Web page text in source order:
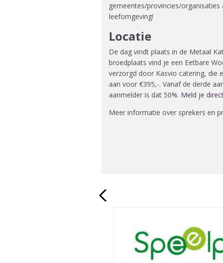
gemeentes/provincies/
leefomgeving!
Locatie
De dag vindt plaats in de Metaal
broedplaats vind je een Eetbare
verzorgd door Kasvio catering, die
aan voor €395,-. Vanaf de derde
aanmelder is dat 50%. Meld je
Meer informatie over sprekers en